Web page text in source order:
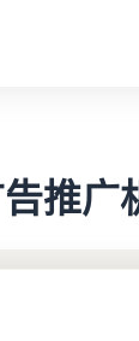
推广